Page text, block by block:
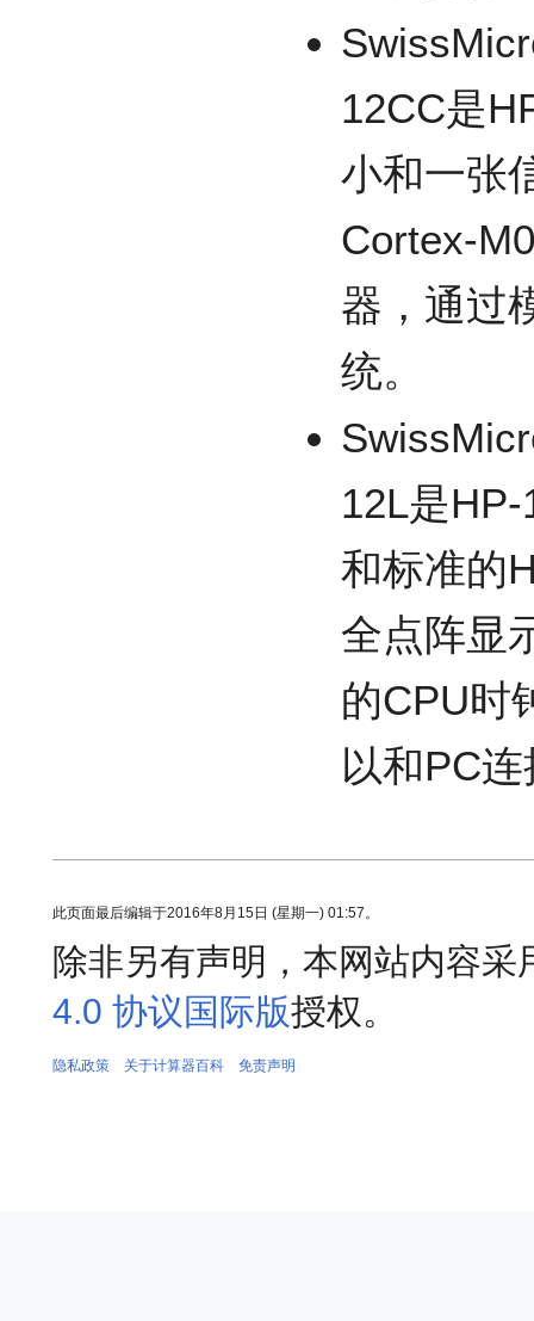
12CC是
小和一张
Cortex-
器，通过
统。
12L是
和标准的
全点阵显
的CPU时
以和PC
此页面最后编辑于2016年8月15日 (星期一) 01:57。
除非另有声明，本网站内容采
4.0 协议国际版授权。
隐私政策 关于计算器百科 免责声明